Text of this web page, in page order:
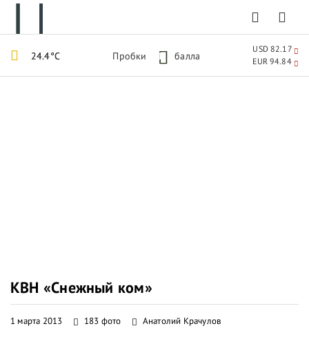
КВН «Снежный ком»
1 марта 2013 183 фото Анатолий Крачулов
24.4°C Пробки 1 балла
USD 82.17
EUR 94.84